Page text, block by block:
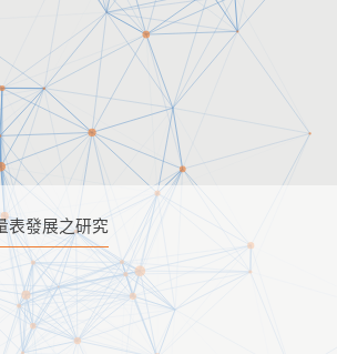
表發展之研究